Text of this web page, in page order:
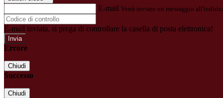
E-mail Verrà inviato un messaggio
E-mail inviata, si prega di controllare la casella di posta elettronica!
Errore
Chiudi
Successo
Chiudi